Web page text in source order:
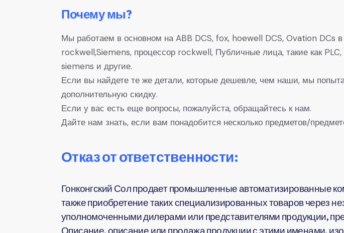
Почему мы?
Мы работаем в основном на ABB DCS, fox, hoewell DCS, Ovation DCs
rockwell,Siemens, процессор rockwell, Публичные лица, такие как
siemens и другие.
Если вы найдете те же детали, которые дешевле, чем наши, мы
дополнительную скидку.
Если у вас есть еще вопросы, пожалуйста, обращайтесь к нам.
Дайте нам знать, если вам понадобится несколько предметов/
Отказ от ответственности:
Гонконгский Сол продает промышленные автоматизированные
также приобретение таких специализированных товаров через
уполномоченными дилерами или представителями продукции,
Описание, описание или продажа продукции с этими именами,